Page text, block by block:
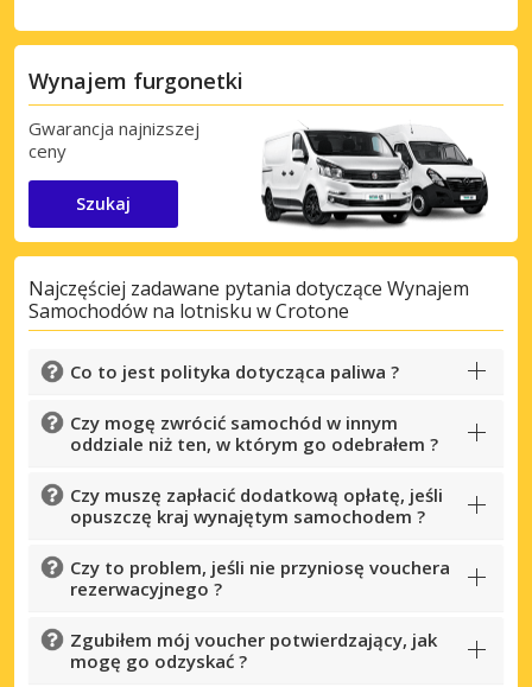
Wynajem furgonetki
Gwarancja najnizszej
ceny
Szukaj
Najczęściej zadawane pytania dotyczące Wynajem
Samochodów na lotnisku w Crotone
Co to jest polityka dotycząca paliwa ?
Czy mogę zwrócić samochód w innym
oddziale niż ten, w którym go odebrałem ?
Czy muszę zapłacić dodatkową opłatę, jeśli
opuszczę kraj wynajętym samochodem ?
Czy to problem, jeśli nie przyniosę vouchera
rezerwacyjnego ?
Zgubiłem mój voucher potwierdzający, jak
mogę go odzyskać ?